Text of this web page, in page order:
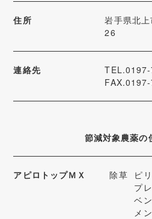
住所
岩手県北
26
連絡先
節減対象農薬の
アピロトップＭＸ 除草
ピ
プ
ベ
メ